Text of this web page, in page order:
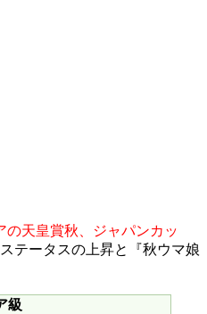
の天皇賞秋、ジャパンカッ
テータスの上昇と『秋ウマ娘
級